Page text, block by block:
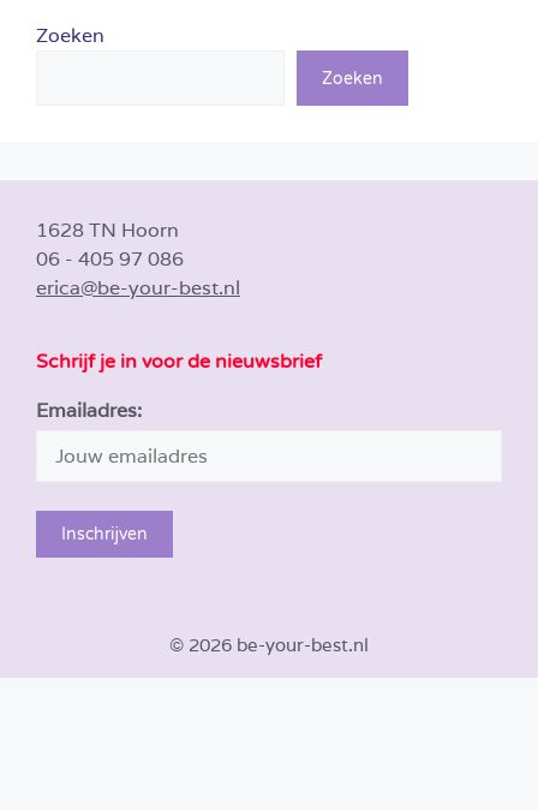
Zoeken
Zoeken
1628 TN Hoorn
06 - 405 97 086
erica@be-your-best.nl
Schrijf je in voor de nieuwsbrief
Emailadres:
© 2026 be-your-best.nl